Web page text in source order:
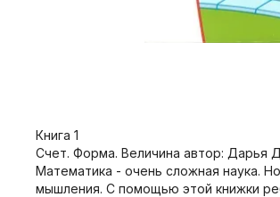
Книга 1
Счет. Форма. Величина автор: Дарья
Математика - очень сложная наука.
мышления. С помощью этой книжки